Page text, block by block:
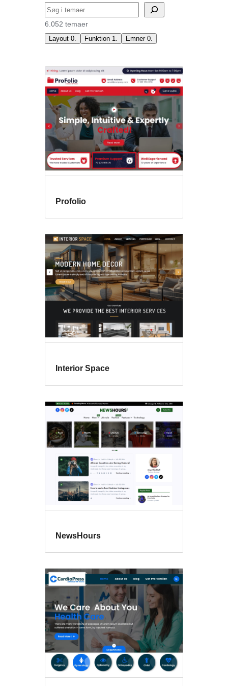
Søg
6.052 temaer
Layout 0. Funktion 1. Emner 0.
Temafunktioner
Profolio
Interior Space
NewsHours